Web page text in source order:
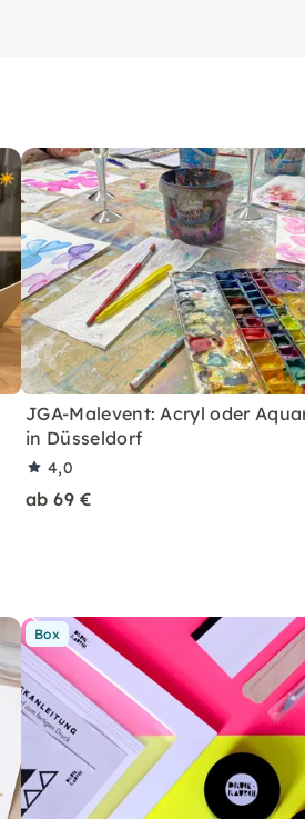
JGA-Malevent: Acryl oder
in Düsseldorf
4,0
ab 69 €
Box